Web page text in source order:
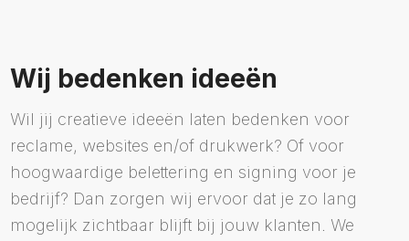
Wij bedenken ideeën
Wil jij creatieve ideeën laten bedenken voor
reclame, websites en/of drukwerk? Of voor
hoogwaardige belettering en signing voor je
bedrijf? Dan zorgen wij ervoor dat je zo lang
mogelijk zichtbaar blijft bij jouw klanten. We